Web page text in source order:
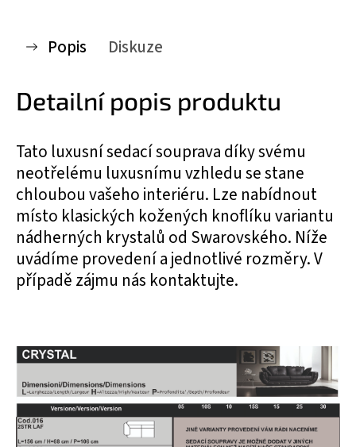
Popis Diskuze
Detailní popis produktu
Tato luxusní sedací souprava díky svému
neotřelému luxusnímu vzhledu se stane
chloubou vašeho interiéru. Lze nabídnout
místo klasických kožených knoflíku variantu
nádherných krystalů od Swarovského. Níže
uvádíme provedení a jednotlivé rozměry. V
případě zájmu nás kontaktujte.